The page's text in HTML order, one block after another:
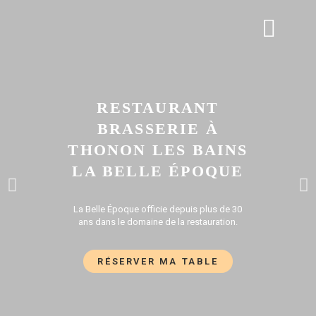
RESTAURANT
BRASSERIE À
THONON LES BAINS
LA BELLE ÉPOQUE
La Belle Époque officie depuis plus de 30
ans dans le domaine de la restauration.
RÉSERVER MA TABLE